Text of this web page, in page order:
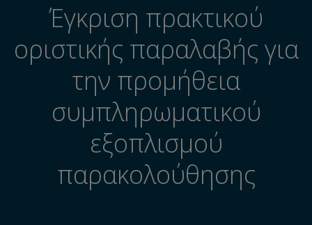
Έγκριση πρακτικού
οριστικής παραλαβής για
την προμήθεια
συμπληρωματικού
εξοπλισμού
παρακολούθησης